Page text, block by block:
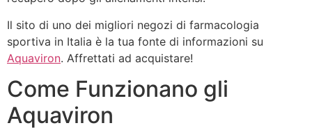
Il sito di uno dei migliori negozi di farmacologia
sportiva in Italia è la tua fonte di informazioni su
Aquaviron. Affrettati ad acquistare!
Come Funzionano gli
Aquaviron